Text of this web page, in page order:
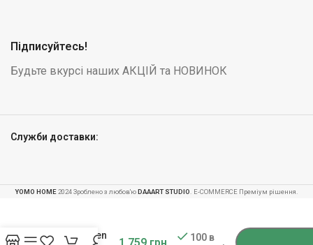
Підписуйтесь!
Будьте вкурсі наших АКЦІЙ та НОВИНОК
Служби доставки:
YOMO HOME 2024 Зроблено з любов'юDAAART STUDIO . E-COMMERCE Преміум рішення.
1.7л Berdsen
1 759 грн
100 в